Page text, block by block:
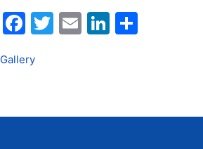
Facebook
Twitter
EmailLinkedIn
Gallery